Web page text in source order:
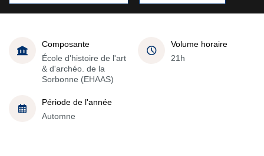
Composante
École d'histoire de l'art
& d'archéo. de la
Sorbonne (EHAAS)
Volume horaire
21h
Période de l'année
Automne